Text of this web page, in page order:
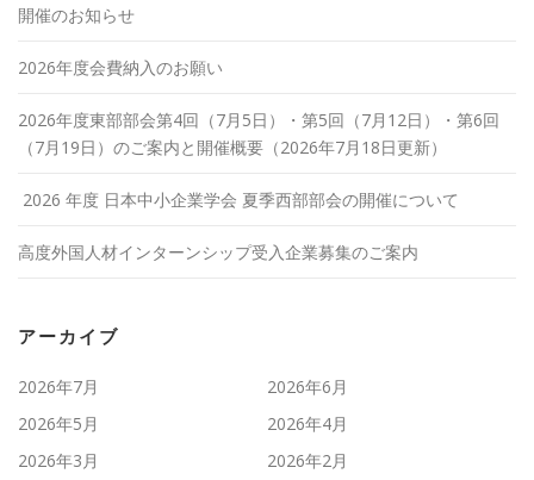
開催のお知らせ
2026年度会費納入のお願い
2026年度東部部会第4回（7月5日）・第5回（7月12日）・第6回
（7月19日）のご案内と開催概要（2026年7月18日更新）
2026 年度 日本中小企業学会 夏季西部部会の開催について
高度外国人材インターンシップ受入企業募集のご案内
アーカイブ
2026年7月
2026年6月
2026年5月
2026年4月
2026年3月
2026年2月